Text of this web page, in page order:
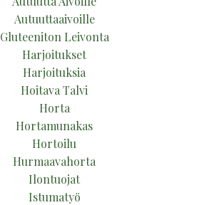
Autuuttaaivoille
Gluteeniton Leivonta
Harjoitukset
Harjoituksia
Hoitava Talvi
Horta
Hortamunakas
Hortoilu
Hurmaavahorta
Ilontuojat
Istumatyö